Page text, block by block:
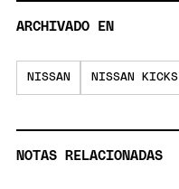
ARCHIVADO EN
NISSAN NISSAN KICKS
NOTAS RELACIONADAS